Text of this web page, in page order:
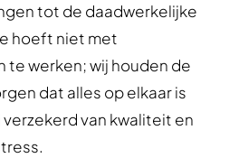
tot de daadwerkelijke
hoeft niet met
werken; wij houden de
dat alles op elkaar is
van kwaliteit en